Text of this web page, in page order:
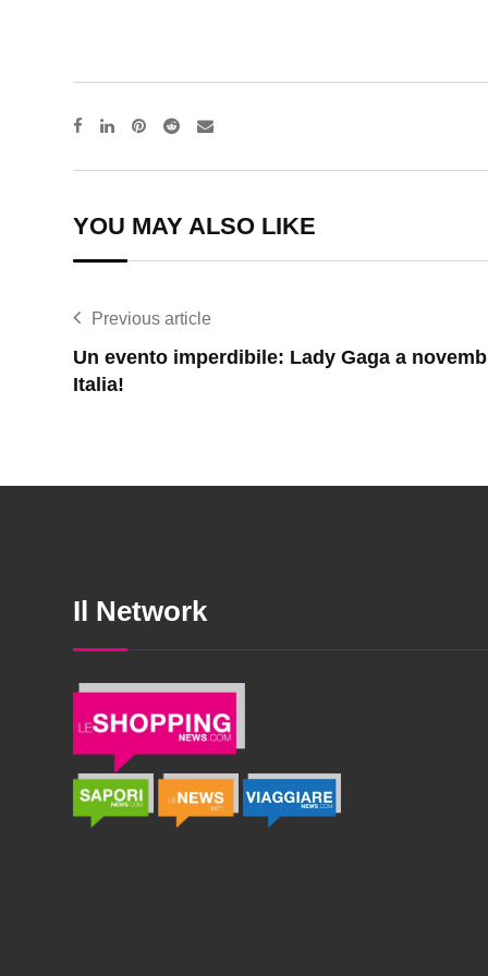
Pinterest
RedditShare
YOU MAY ALSO LIKE
Previous article
Un evento imperdibile: Lady Gaga a
Il Network